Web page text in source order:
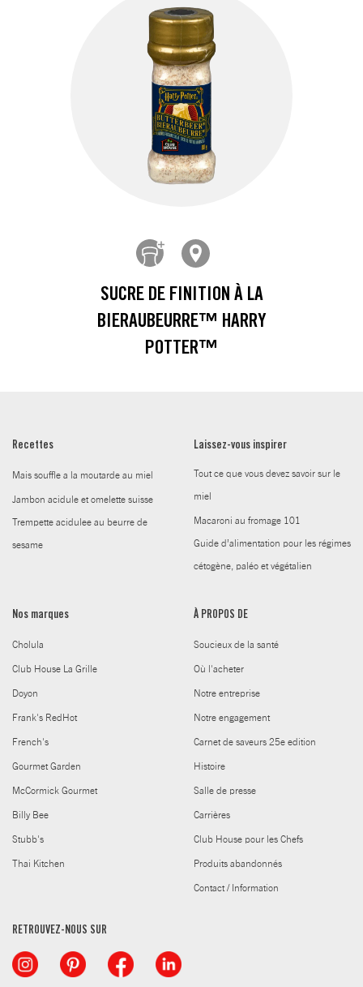
SUCRE DE FINITION À LA
BIERAUBEURRE™ HARRY
POTTER™
Recettes
Mais souffle a la moutarde au miel
Jambon acidule et omelette suisse
Trempette acidulee au beurre de
sesame
Laissez-vous inspirer
Tout ce que vous devez savoir sur le
miel
Macaroni au fromage 101
Guide d’alimentation pour les régimes
cétogène, paléo et végétalien
Nos marques
Cholula
Club House La Grille
Doyon
Frank's RedHot
French's
Gourmet Garden
McCormick Gourmet
Billy Bee
Stubb's
Thai Kitchen
À PROPOS DE
Soucieux de la santé
Où l'acheter
Notre entreprise
Notre engagement
Carnet de saveurs 25e edition
Histoire
Salle de presse
Carrières
Club House pour les Chefs
Produits abandonnés
Contact / Information
RETROUVEZ-NOUS SUR